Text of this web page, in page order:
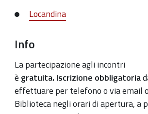
Locandina
Info
La partecipazione agli incontri
è gratuita. Iscrizione obbligatoria
effettuare per telefono o via emailo
Biblioteca negli orari di apertura, a